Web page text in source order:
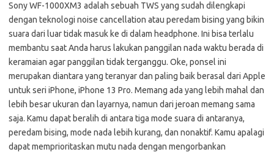
Sony WF-1000XM3 adalah sebuah TWS yang sudah dilengkapi
dengan teknologi noise cancellation atau peredam bising yang bikin
suara dari luar tidak masuk ke di dalam headphone. Ini bisa terlalu
membantu saat Anda harus lakukan panggilan nada waktu berada di
keramaian agar panggilan tidak terganggu. Oke, ponsel ini
merupakan diantara yang teranyar dan paling baik berasal dari Apple
untuk seri iPhone, iPhone 13 Pro. Memang ada yang lebih mahal dan
lebih besar ukuran dan layarnya, namun dari jeroan memang sama
saja. Kamu dapat beralih di antara tiga mode suara di antaranya,
peredam bising, mode nada lebih kurang, dan nonaktif. Kamu apalagi
dapat memprioritaskan mutu nada dengan mengorbankan